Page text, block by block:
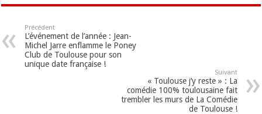
Précédent
L’événement de l’année : Jean-
Michel Jarre enflamme le Poney
Club de Toulouse pour son
unique date française !
Suivant
« Toulouse j’y reste » : La
comédie 100% toulousaine fait
trembler les murs de La Comédie
de Toulouse !